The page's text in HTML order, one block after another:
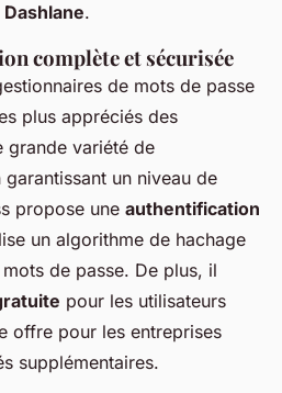
Dashlane.
complète et sécurisée
de mots de passe
plus appréciés des
grande variété de
un niveau de
propose une authentification
un algorithme de hachage
de passe. De plus, il
pour les utilisateurs
offre pour les entreprises
supplémentaires.